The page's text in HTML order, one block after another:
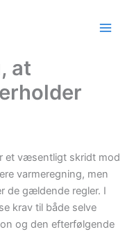
at
et væsentligt skridt mod
varmeregning, men
de gældende regler. I
krav til både selve
og den efterfølgende